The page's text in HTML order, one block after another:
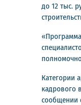
до 12 тыс.
Категории
кадрового
сообщении